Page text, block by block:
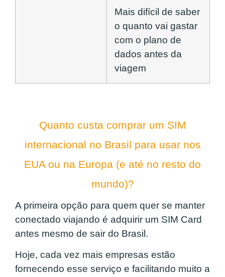
Mais difícil de saber
o quanto vai gastar
com o plano de
dados antes da
viagem
Quanto custa comprar um SIM
internacional no Brasil para usar nos
EUA ou na Europa (e até no resto do
mundo)?
A primeira opção para quem quer se manter
conectado viajando é adquirir um SIM Card
antes mesmo de sair do Brasil.
Hoje, cada vez mais empresas estão
fornecendo esse serviço e facilitando muito a